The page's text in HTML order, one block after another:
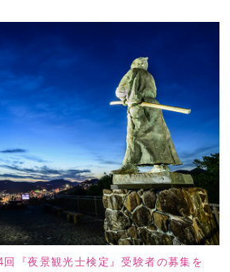
回『夜景観光士検定』受験者の募集を